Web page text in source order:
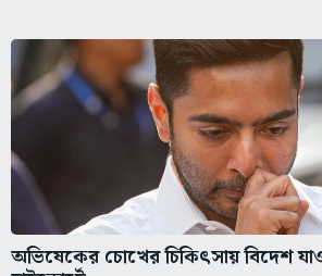
অভিষেকের চোখের চিকিৎসায় বিদেশ